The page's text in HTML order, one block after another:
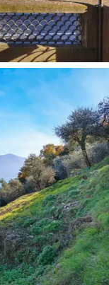
y tres baños,
edificio de tres
el siglo XVIII,
altos que
salones
cocina con
de servicio